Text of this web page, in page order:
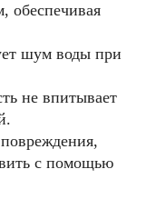
обеспечивая
шум воды при
не впитывает
с помощью